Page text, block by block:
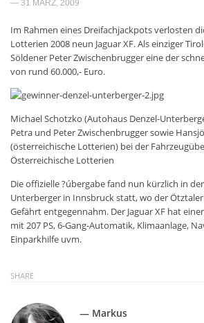
Kontakt
Datenschutzerklärung
— 31 MÄRZ, 2009
Im Rahmen eines Dreifachjackpots verlosten
Lotterien 2008 neun Jaguar XF. Als einziger
Söldener Peter Zwischenbrugger eine der
von rund 60.000,- Euro.
Michael Schotzko (Autohaus Denzel-
Petra und Peter Zwischenbrugger sowie
(österreichische Lotterien) bei der
Österreichische Lotterien
Die offizielle ?úbergabe fand nun kürzlich in
Unterberger in Innsbruck statt, wo der
Gefährt entgegennahm. Der Jaguar XF hat
mit 207 PS, 6-Gang-Automatik, Klimaanlage,
Einparkhilfe uvm.
SHARE
— Markus